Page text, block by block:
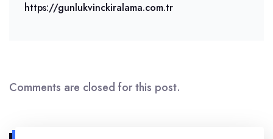
https://gunlukvinckiralama.com.tr
Comments are closed for this post.